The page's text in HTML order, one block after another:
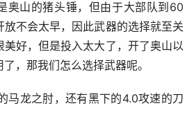
奥山的猪头锤，但由于大部队到60
不会太早，因此武器的选择就至关
美好，但是投入太大了，开了奥山以
，那我们怎么选择武器呢。
马龙之肘，还有黑下的4.0攻速的刀